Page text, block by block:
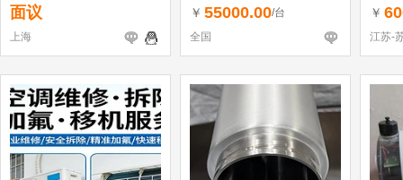
面议
上海
￥ 55000.00/台
全国
￥
江苏-